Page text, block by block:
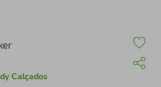
Calçados